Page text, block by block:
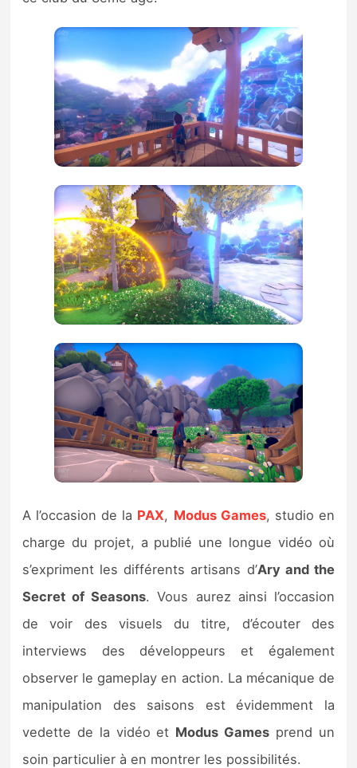
A l’occasion de la PAX, Modus Games, studio en
charge du projet, a publié une longue vidéo où
s’expriment les différents artisans d’Ary and the
Secret of Seasons. Vous aurez ainsi l’occasion
de voir des visuels du titre, d’écouter des
interviews des développeurs et également
observer le gameplay en action. La mécanique de
manipulation des saisons est évidemment la
vedette de la vidéo et Modus Games prend un
soin particulier à en montrer les possibilités.